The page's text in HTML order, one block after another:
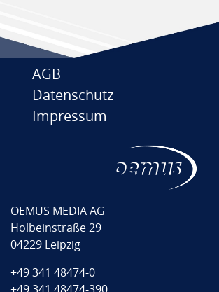
AGB
Datenschutz
Impressum
OEMUS MEDIA AG
Holbeinstraße 29
04229 Leipzig
+49 341 48474-0